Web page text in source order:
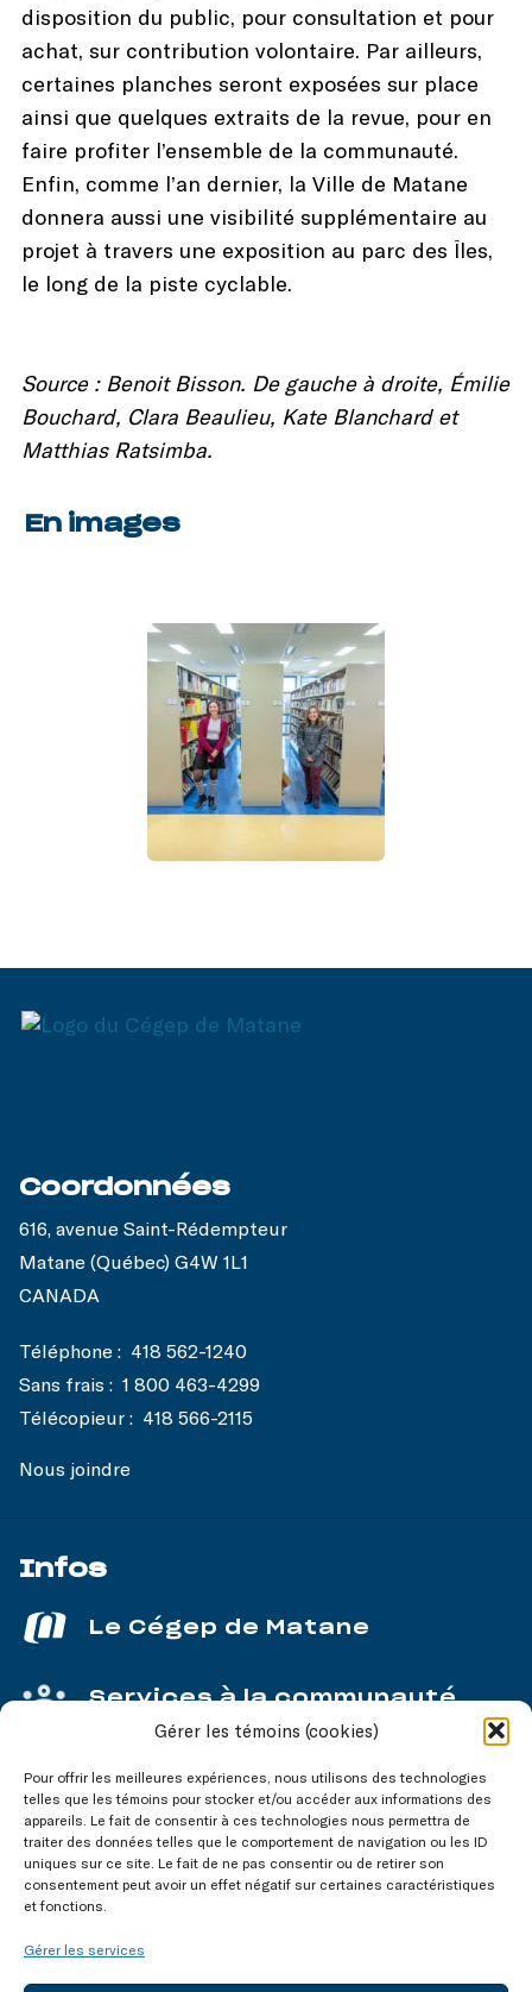
Gérer les témoins (cookies)
Pour offrir les meilleures expériences, nous utilisons des technologies
telles que les témoins pour stocker et/ou accéder aux informations des
appareils. Le fait de consentir à ces technologies nous permettra de
traiter des données telles que le comportement de navigation ou les ID
uniques sur ce site. Le fait de ne pas consentir ou de retirer son
consentement peut avoir un effet négatif sur certaines caractéristiques
et fonctions.
Gérer les services
disposition du public, pour consultation et pour
achat, sur contribution volontaire. Par ailleurs,
certaines planches seront exposées sur place
ainsi que quelques extraits de la revue, pour en
faire profiter l’ensemble de la communauté.
Enfin, comme l’an dernier, la Ville de Matane
donnera aussi une visibilité supplémentaire au
projet à travers une exposition au parc des Îles,
le long de la piste cyclable.
Source : Benoit Bisson. De gauche à droite, Émilie
Bouchard, Clara Beaulieu, Kate Blanchard et
Matthias Ratsimba.
En images
Coordonnées
616, avenue Saint-Rédempteur
Matane (Québec) G4W 1L1
CANADA
Téléphone : 418 562-1240
Sans frais : 1 800 463-4299
Télécopieur : 418 566-2115
Nous joindre
Infos
Le Cégep de Matane
Services à la communauté
Service aux entreprises
Nos réseaux